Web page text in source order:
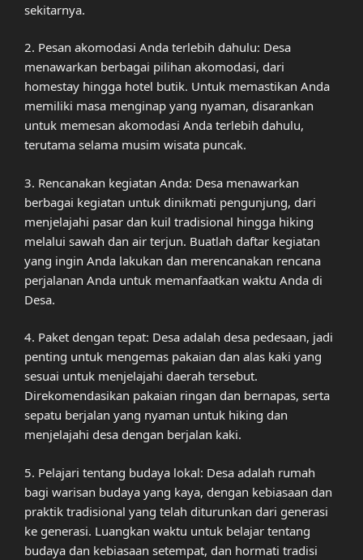
sekitarnya.
2. Pesan akomodasi Anda terlebih dahulu: Desa
menawarkan berbagai pilihan akomodasi, dari
homestay hingga hotel butik. Untuk memastikan Anda
memiliki masa menginap yang nyaman, disarankan
untuk memesan akomodasi Anda terlebih dahulu,
terutama selama musim wisata puncak.
3. Rencanakan kegiatan Anda: Desa menawarkan
berbagai kegiatan untuk dinikmati pengunjung, dari
menjelajahi pasar dan kuil tradisional hingga hiking
melalui sawah dan air terjun. Buatlah daftar kegiatan
yang ingin Anda lakukan dan merencanakan rencana
perjalanan Anda untuk memanfaatkan waktu Anda di
Desa.
4. Paket dengan tepat: Desa adalah desa pedesaan, jadi
penting untuk mengemas pakaian dan alas kaki yang
sesuai untuk menjelajahi daerah tersebut.
Direkomendasikan pakaian ringan dan bernapas, serta
sepatu berjalan yang nyaman untuk hiking dan
menjelajahi desa dengan berjalan kaki.
5. Pelajari tentang budaya lokal: Desa adalah rumah
bagi warisan budaya yang kaya, dengan kebiasaan dan
praktik tradisional yang telah diturunkan dari generasi
ke generasi. Luangkan waktu untuk belajar tentang
budaya dan kebiasaan setempat, dan hormati tradisi